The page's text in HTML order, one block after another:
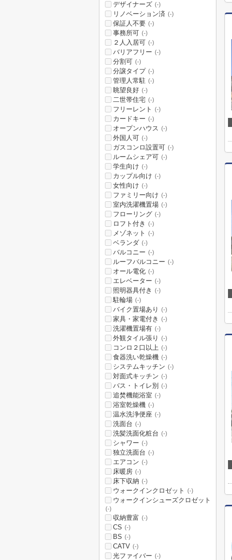
デザイナーズ (-)
リノベーション済 (-)
保証人不要 (-)
事務所可 (-)
２人入居可 (-)
バリアフリー (-)
分割可 (-)
分譲タイプ (-)
管理人常駐 (-)
眺望良好 (-)
二世帯住宅 (-)
フリーレント (-)
カードキー (-)
オープンハウス (-)
外国人可 (-)
ガスコンロ設置可 (-)
ルームシェア可 (-)
学生向け (-)
カップル向け (-)
女性向け (-)
ファミリー向け (-)
室内洗濯機置場 (-)
フローリング (-)
ロフト付き (-)
メゾネット (-)
ベランダ (-)
バルコニー (-)
ルーフバルコニー (-)
オール電化 (-)
エレベーター (-)
照明器具付き (-)
駐輪場 (-)
バイク置場あり (-)
家具・家電付き (-)
洗濯機置場有 (-)
外観タイル張り (-)
コンロ２口以上 (-)
食器洗い乾燥機 (-)
システムキッチン (-)
対面式キッチン (-)
バス・トイレ別 (-)
追焚機能浴室 (-)
浴室乾燥機 (-)
温水洗浄便座 (-)
洗面台 (-)
洗髪洗面化粧台 (-)
シャワー (-)
独立洗面台 (-)
エアコン (-)
床暖房 (-)
床下収納 (-)
ウォークインクロゼット (-)
ウォークインシューズクロゼット
(-)
収納豊富 (-)
CS (-)
BS (-)
CATV (-)
光ファイバー (-)